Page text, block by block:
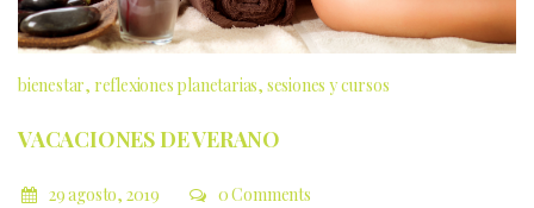
bienestar reflexiones planetarias sesiones y cursos
VACACIONES DE VERANO
29 agosto, 2019 0 Comments